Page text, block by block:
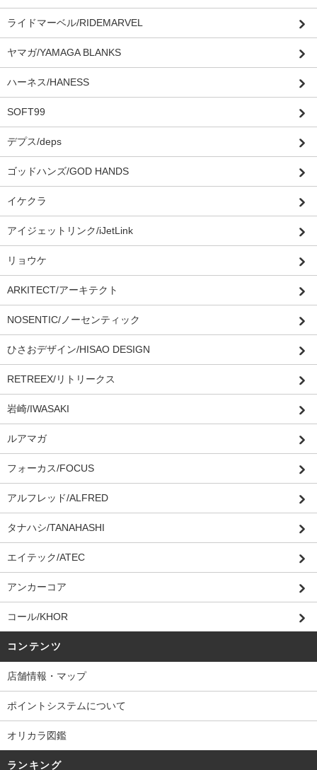
ライドマーベル/RIDEMARVEL
ヤマガ/YAMAGA BLANKS
ハーネス/HANESS
SOFT99
デプス/deps
ゴッドハンズ/GOD HANDS
イケクラ
アイジェットリンク/iJetLink
リョウケ
ARKITECT/アーキテクト
NOSENTIC/ノーセンティック
ひさおデザイン/HISAO DESIGN
RETREEX/リトリークス
岩崎/IWASAKI
ルアマガ
フォーカス/FOCUS
アルフレッド/ALFRED
タナハシ/TANAHASHI
エイテック/ATEC
アンカーコア
コール/KHOR
コンテンツ
店舗情報・マップ
ポイントシステムについて
オリカラ図鑑
ランキング